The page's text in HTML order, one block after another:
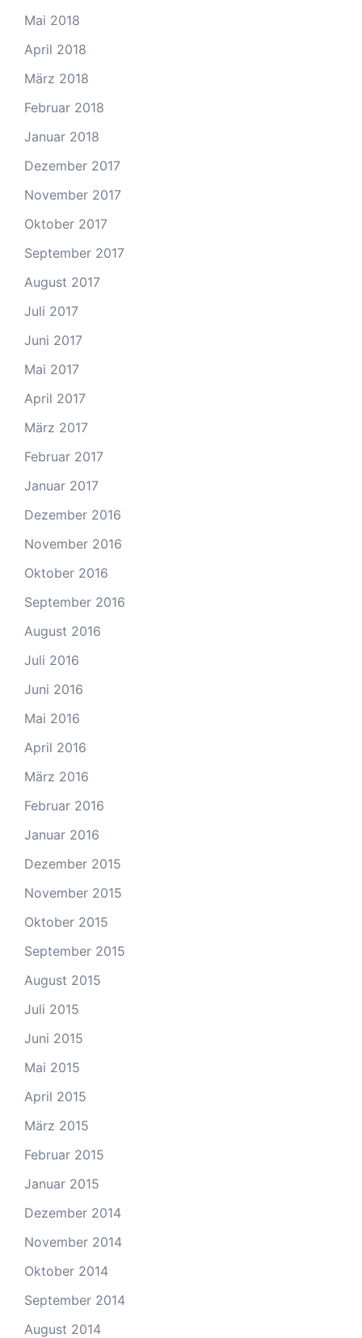
Mai 2018
April 2018
März 2018
Februar 2018
Januar 2018
Dezember 2017
November 2017
Oktober 2017
September 2017
August 2017
Juli 2017
Juni 2017
Mai 2017
April 2017
März 2017
Februar 2017
Januar 2017
Dezember 2016
November 2016
Oktober 2016
September 2016
August 2016
Juli 2016
Juni 2016
Mai 2016
April 2016
März 2016
Februar 2016
Januar 2016
Dezember 2015
November 2015
Oktober 2015
September 2015
August 2015
Juli 2015
Juni 2015
Mai 2015
April 2015
März 2015
Februar 2015
Januar 2015
Dezember 2014
November 2014
Oktober 2014
September 2014
August 2014